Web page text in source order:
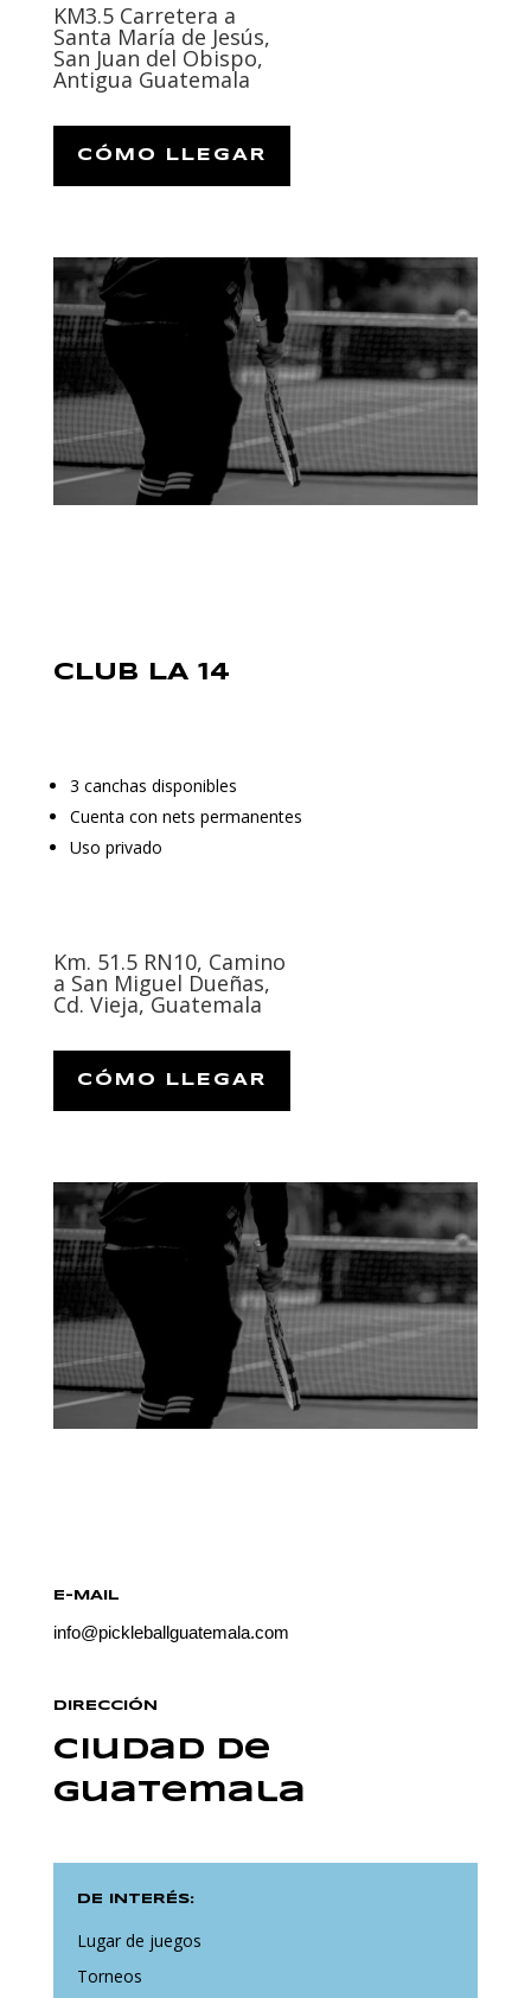
KM3.5 Carretera a
Santa María de Jesús,
San Juan del Obispo,
Antigua Guatemala
CÓMO LLEGAR
CLUB LA 14
3 canchas disponibles
Cuenta con nets permanentes
Uso privado
Km. 51.5 RN10, Camino
a San Miguel Dueñas,
Cd. Vieja, Guatemala
CÓMO LLEGAR
E-MAIL
info@pickleballguatemala.com
DIRECCIÓN
Ciudad de
Guatemala
DE INTERÉS:
Lugar de juegos
Torneos